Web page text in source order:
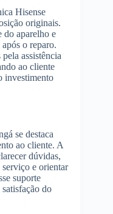
Hisense
originais.
do aparelho e
o reparo.
assistência
ao cliente
investimento
se destaca
ao cliente. A
dúvidas,
e orientar
suporte
do